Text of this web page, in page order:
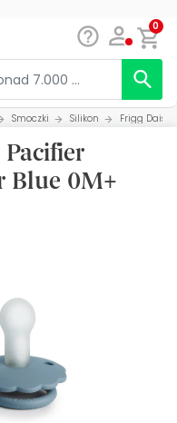
0
Smoczki Silikon Frigg Daisy
Blue 0M+